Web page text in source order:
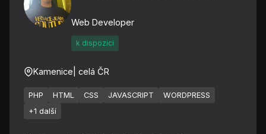
Web Developer
k dispozici
Kamenice | celá ČR
PHP HTML CSS JAVASCRIPT
WORDPRESS
+1 další